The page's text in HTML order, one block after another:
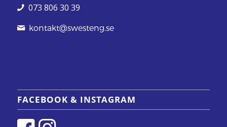
073 806 30 39
kontakt@swesteng.se
FACEBOOK & INSTAGRAM